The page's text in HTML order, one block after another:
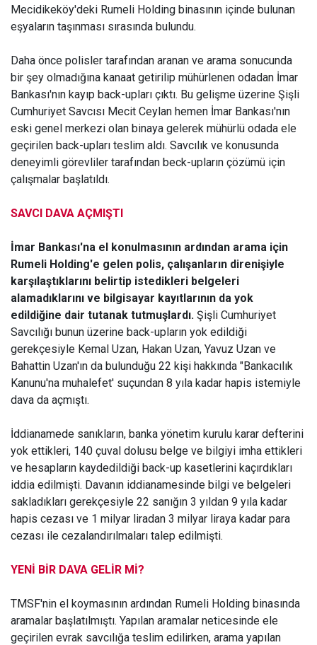
Mecidikeköy'deki Rumeli Holding binasının içinde bulunan
eşyaların taşınması sırasında bulundu.
Daha önce polisler tarafından aranan ve arama sonucunda
bir şey olmadığına kanaat getirilip mühürlenen odadan İmar
Bankası'nın kayıp back-upları çıktı. Bu gelişme üzerine Şişli
Cumhuriyet Savcısı Mecit Ceylan hemen İmar Bankası'nın
eski genel merkezi olan binaya gelerek mühürlü odada ele
geçirilen back-upları teslim aldı. Savcılık ve konusunda
deneyimli görevliler tarafından beck-upların çözümü için
çalışmalar başlatıldı.
SAVCI DAVA AÇMIŞTI
İmar Bankası'na el konulmasının ardından arama için
Rumeli Holding'e gelen polis, çalışanların direnişiyle
karşılaştıklarını belirtip istedikleri belgeleri
alamadıklarını ve bilgisayar kayıtlarının da yok
edildiğine dair tutanak tutmuşlardı. Şişli Cumhuriyet
Savcılığı bunun üzerine back-upların yok edildiği
gerekçesiyle Kemal Uzan, Hakan Uzan, Yavuz Uzan ve
Bahattin Uzan'ın da bulunduğu 22 kişi hakkında "Bankacılık
Kanunu'na muhalefet' suçundan 8 yıla kadar hapis istemiyle
dava da açmıştı.
İddianamede sanıkların, banka yönetim kurulu karar defterini
yok ettikleri, 140 çuval dolusu belge ve bilgiyi imha ettikleri
ve hesapların kaydedildiği back-up kasetlerini kaçırdıkları
iddia edilmişti. Davanın iddianamesinde bilgi ve belgeleri
sakladıkları gerekçesiyle 22 sanığın 3 yıldan 9 yıla kadar
hapis cezası ve 1 milyar liradan 3 milyar liraya kadar para
cezası ile cezalandırılmaları talep edilmişti.
YENİ BİR DAVA GELİR Mİ?
TMSF'nin el koymasının ardından Rumeli Holding binasında
aramalar başlatılmıştı. Yapılan aramalar neticesinde ele
geçirilen evrak savcılığa teslim edilirken, arama yapılan